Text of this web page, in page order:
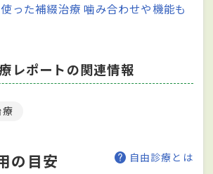
った補綴治療 噛み合わせや機能も
レポートの関連情報
の目安 自由診療とは